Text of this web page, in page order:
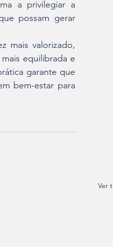
a privilegiar a
possam gerar
mais valorizado,
equilibrada e
garante que
bem-estar para
Ver